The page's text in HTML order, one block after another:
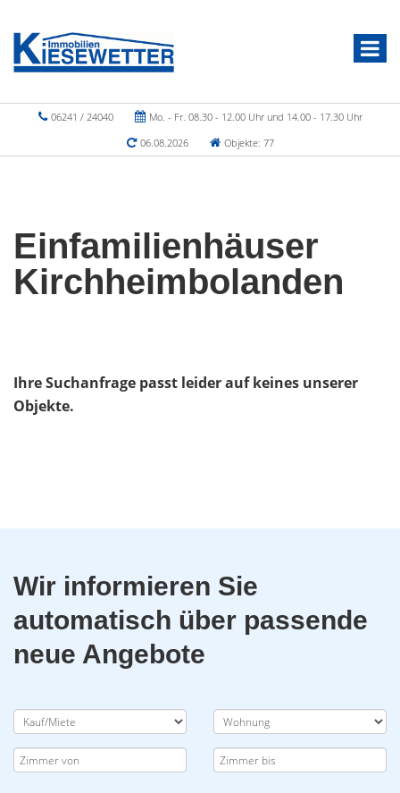
06241 / 24040
Mo. - Fr. 08.30 - 12.00 Uhr und 14.00 - 17.30 Uhr
06.08.2026
Objekte: 77
Einfamilienhäuser
Kirchheimbolanden
Ihre Suchanfrage passt leider auf keines unserer
Objekte.
Wir informieren Sie
automatisch über passende
neue Angebote